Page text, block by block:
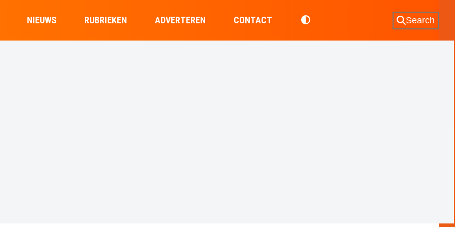
NIEUWS RUBRIEKEN ADVERTEREN CONTACT Search